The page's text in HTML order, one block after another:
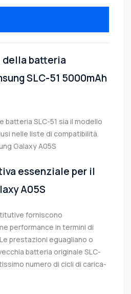
batteria
SLC-51 5000mAh
batteria SLC-51 sia il modello
nelle liste di compatibilità.
Galaxy A05S
essenziale per il
A05S
forniscono
performance in termini di
prestazioni eguagliano o
batteria originale SLC-
numero di cicli di carica-